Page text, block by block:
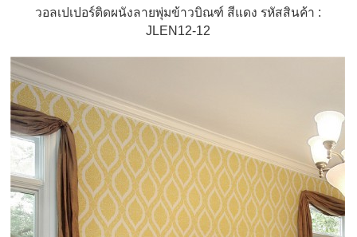
วอลเปเปอร์ติดผนังลายพุ่มข้าวบิณฑ์ สีแดง รหัสสินค้า :
JLEN12-12